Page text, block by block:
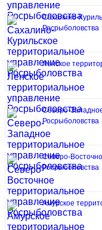
Сахалино-
Росрыболовства
Ленское
Северо-
Росрыболовства
Северо-
Росрыболовства
Амурское